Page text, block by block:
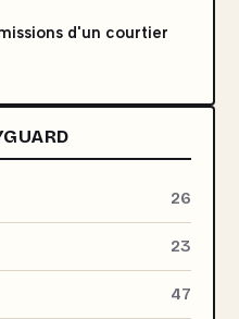
d'un courtier
26
23
47